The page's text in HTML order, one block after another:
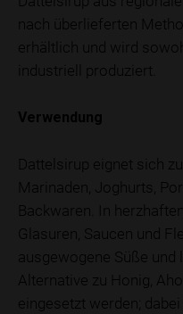
nach überlieferten
erhältlich und wird
industriell produziert.
Verwendung
Dattelsirup eignet sich
Marinaden, Joghurts,
Backwaren. In
Glasuren, Saucen und
ausgewogene Süße und
Alternative zu Honig,
eingesetzt werden;